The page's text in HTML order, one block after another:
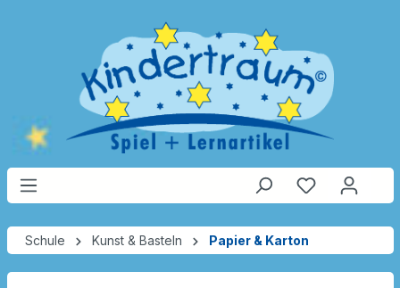
Schule Kunst & Basteln Papier & Karton